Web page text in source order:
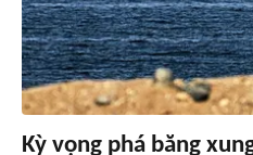
Kỳ vọng phá băng